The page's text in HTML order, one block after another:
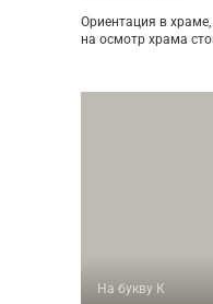
Ориентация в
на осмотр храма
На букву К